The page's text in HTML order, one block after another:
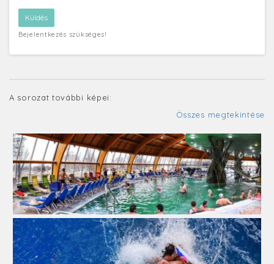
Bejelentkezés szükséges!
A sorozat további képei:
Összes megtekintése